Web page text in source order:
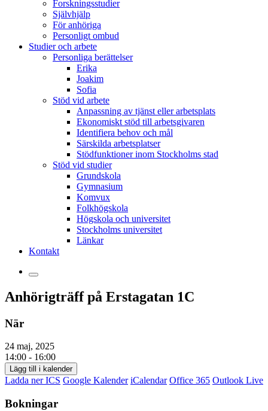
Forskningsstudier
Självhjälp
För anhöriga
Personligt ombud
Studier och arbete
Personliga berättelser
Erika
Joakim
Sofia
Stöd vid arbete
Anpassning av tjänst eller arbetsplats
Ekonomiskt stöd till arbetsgivaren
Identifiera behov och mål
Särskilda arbetsplatser
Stödfunktioner inom Stockholms stad
Stöd vid studier
Grundskola
Gymnasium
Komvux
Folkhögskola
Högskola och universitet
Stockholms universitet
Länkar
Kontakt
Anhörigträff på Erstagatan 1C
När
24 maj, 2025
14:00 - 16:00
Lägg till i kalender
Ladda ner ICS Google Kalender iCalendar Office 365 Outlook Live
Bokningar